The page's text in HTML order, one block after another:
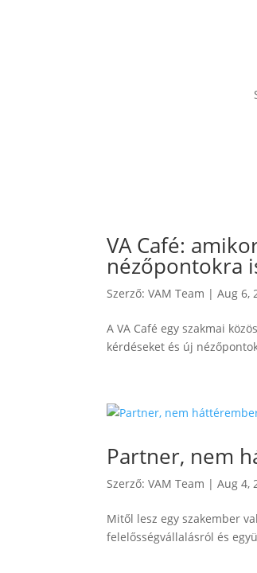
VA Café:
nézőpontokra
Szerző:VAM Team |Aug 6,
A VA Café egy szakmai
kérdéseket és új
Partner, nem
Szerző:VAM Team |Aug 4,
Mitől lesz egy szakember
felelősségvállalásról és